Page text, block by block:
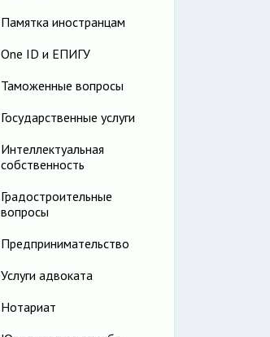
Памятка иностранцам
One ID и ЕПИГУ
Таможенные вопросы
Государственные услуги
Интеллектуальная
собственность
Градостроительные
вопросы
Предпринимательство
Услуги адвоката
Нотариат